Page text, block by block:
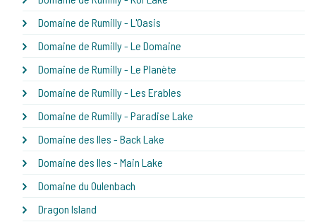
Domaine de Rumilly - L'Oasis
Domaine de Rumilly - Le Domaine
Domaine de Rumilly - Le Planète
Domaine de Rumilly - Les Erables
Domaine de Rumilly - Paradise Lake
Domaine des Iles - Back Lake
Domaine des Iles - Main Lake
Domaine du Oulenbach
Dragon Island